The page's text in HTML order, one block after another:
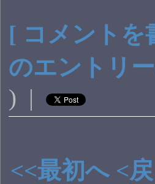
[ コメントを
のエントリ
) |
<<最初へ <